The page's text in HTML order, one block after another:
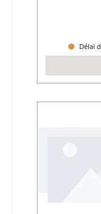
Délai